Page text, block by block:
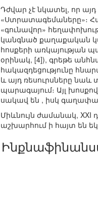
Դժվար չէ նկատել, որ
«Ստրատագեմաները»։
«գունավոր»
կանգնած քաղաքական
հոսքերի առկայության
օրինակ, [4]), գրեթե
հակազդեցությունը
և այդ ռեսուրսները
պարագայում։ Այլ
սակավ են , իսկ
Միևնույն ժամանակ,
աշխարհում ի հայտ են